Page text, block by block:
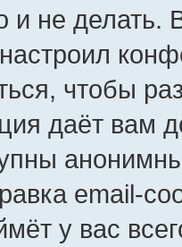
не делать.
чтобы
даёт вам
email-
у вас